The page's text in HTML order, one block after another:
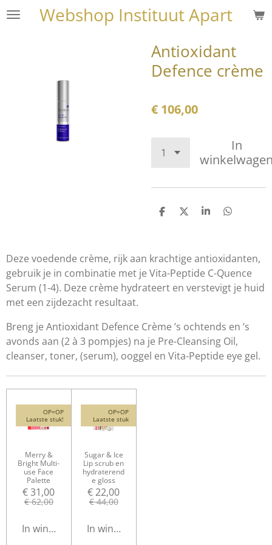
Ga
Webshop Instituut Apart
Antioxidant
Defence crème
€ 106,00
In
D
D
S
e
D
n
Deze voedende crème, rijk aan krachtige antioxidanten,
gebruik je in combinatie met je Vita-Peptide C-Quence
Serum (1-4). Deze crème hydrateert en verstevigt je huid
met een zijdezacht resultaat.
Breng je Antioxidant Defence Crème ’s ochtends en ’s
avonds aan (2 à 3 pompjes) na je Pre-Cleansing Oil,
cleanser, toner, (serum), ooggel en Vita-Peptide eye gel.
OP=OP
Laatste stuk!
Merry &
Bright Multi-
use Face
Palette
€ 31,00
€ 62,00
In winkelwagen
OP=OP
Laatste stuk
Sugar & Ice
Lip scrub en
hydraterend
e gloss
€ 22,00
€ 44,00
In winkelwagen